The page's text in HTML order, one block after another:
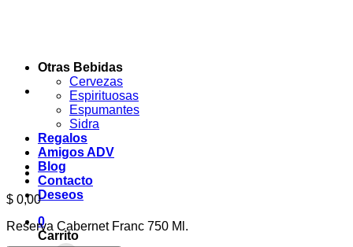
Otras Bebidas
Cervezas
Espirituosas
Espumantes
Sidra
Regalos
Amigos ADV
Blog
Contacto
Deseos
0
Carrito
$ 0,00
Reserva Cabernet Franc 750 Ml.